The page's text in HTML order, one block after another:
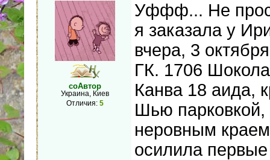
соАвтор
Украина, Киев
Отличия: 5
Уффф... Не
я заказала у
вчера, 3
ГК. 1706
Канва 18 аида,
Шью парковкой,
неровным
осилила